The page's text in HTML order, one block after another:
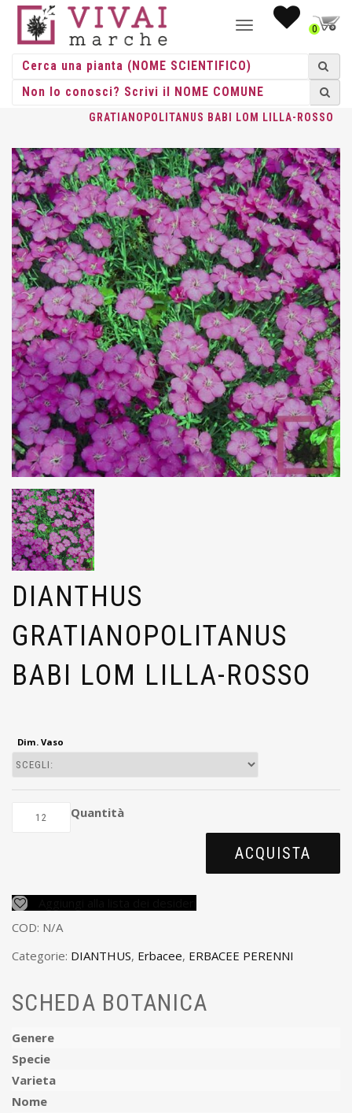
NAVIGAZIONE0
HOME/ ERBACEE/ERBACEE PERENNI /DIANTHUS / DIANTHUS
GRATIANOPOLITANUS BABI LOM LILLA-ROSSO
DIANTHUS
GRATIANOPOLITANUS
BABI LOM LILLA-ROSSO
Dim. Vaso
Quantità
ACQUISTA
COD: N/A
Categorie: DIANTHUS, Erbacee, ERBACEE PERENNI
SCHEDA BOTANICA
Genere
Specie
Varieta
Nome